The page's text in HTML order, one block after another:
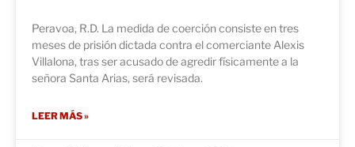
Peravoa, R.D. La medida de coerción consiste en tres
meses de prisión dictada contra el comerciante Alexis
Villalona, tras ser acusado de agredir físicamente a la
señora Santa Arias, será revisada.
LEER MÁS »